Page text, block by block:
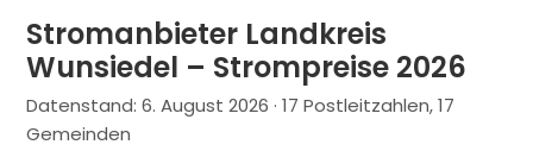
Stromanbieter Landkreis
Wunsiedel – Strompreise 2026
Datenstand:6. August 2026 · 17 Postleitzahlen, 17
Gemeinden